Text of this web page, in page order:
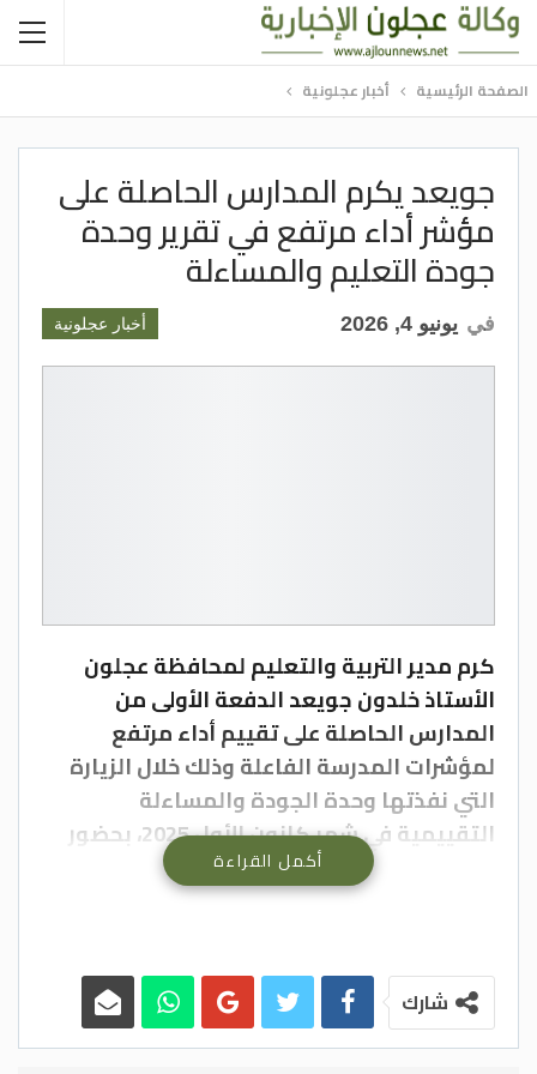
الصفحة الرئيسية أخبار عجلونية
جويعد يكرم المدارس الحاصلة على
مؤشر أداء مرتفع في تقرير وحدة
جودة التعليم والمساءلة
أخبار عجلونية في يونيو 4, 2026
كرم مدير التربية والتعليم لمحافظة عجلون
الأستاذ خلدون جويعد الدفعة الأولى من
المدارس الحاصلة على تقييم أداء مرتفع
لمؤشرات المدرسة الفاعلة وذلك خلال الزيارة
التي نفذتها وحدة الجودة والمساءلة
التقييمية في شهر كانون الأول 2025، بحضور
رئيس قسم الإشراف التربوي الدكتور منصور
العرود و مشرفي المدارس الإداريين.
التي تبذلها وزارة التربية والتعليم للنهوض
بالعملية التعليمية وتحسين مخرجاتها، و
تشجيع الإبداع والتميز والمنافسة.
أكمل القراءة
شارك